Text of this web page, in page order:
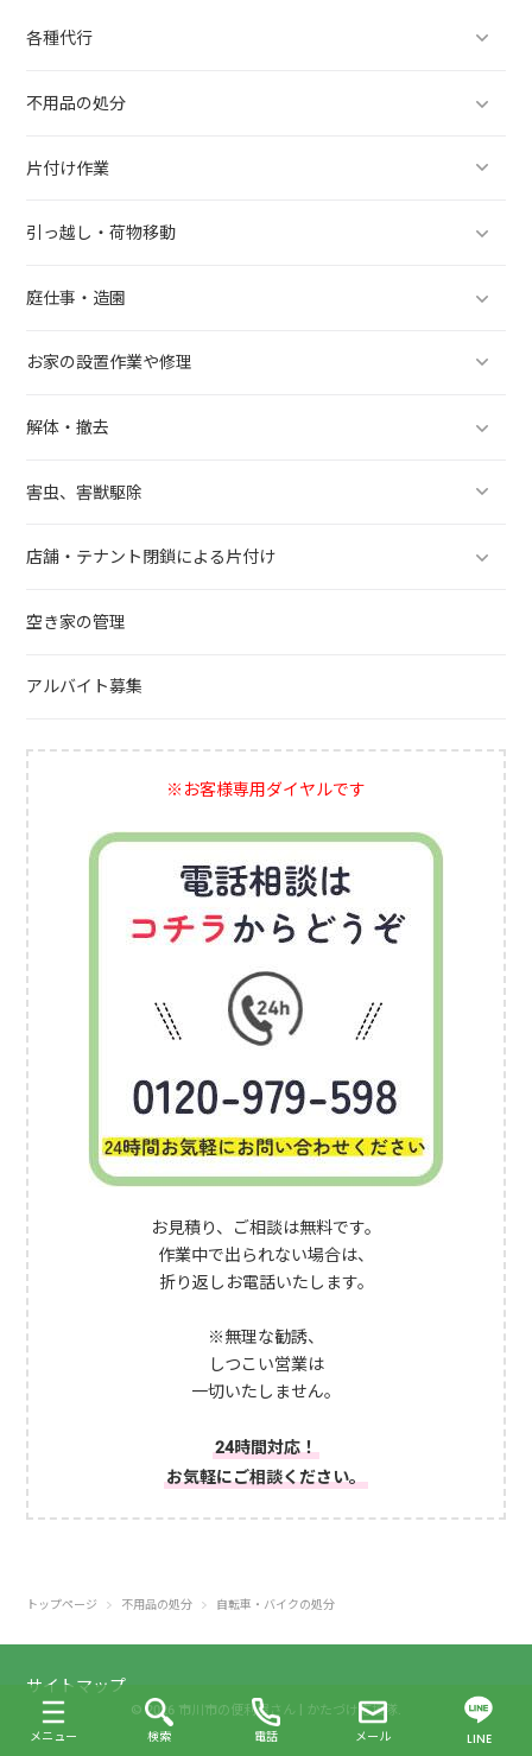
各種代行
不用品の処分
片付け作業
引っ越し・荷物移動
庭仕事・造園
お家の設置作業や修理
解体・撤去
害虫、害獣駆除
店舗・テナント閉鎖による片付け
空き家の管理
アルバイト募集
※お客様専用ダイヤルです
お見積り、ご相談は無料です。
作業中で出られない場合は、
折り返しお電話いたします。
※無理な勧誘、
しつこい営業は
一切いたしません。
24時間対応！
お気軽にご相談ください。
トップページ 不用品の処分 自転車・バイクの処分
サイトマップ
© 2026 市川市の便利屋さん | かたづけ応援隊.
メニュー 検索 電話 メール LINE